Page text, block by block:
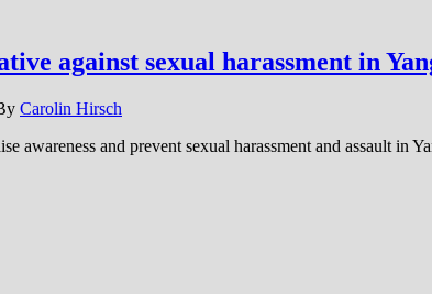
against sexual harassment in
Carolin Hirsch
and prevent sexual harassment and assault in